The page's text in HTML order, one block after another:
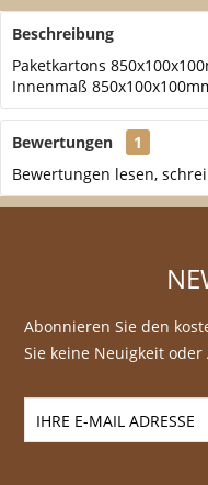
Beschreibung
Paketkartons
Innenmaß
Bewertungen
1
Bewertungen lesen,
Abonnieren Sie den
Sie keine Neuigkeit